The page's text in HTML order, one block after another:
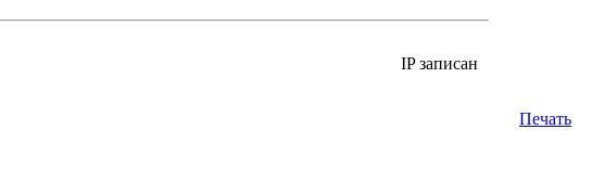
IP записан
Печать